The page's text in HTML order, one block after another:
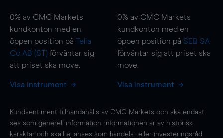
0% av CMC Markets
kundkonton med en
öppen position på Telia
Co AB (ST) förväntar sig
att priset ska move.
Visa instrument
0% av CMC Markets
kundkonton med en
öppen position på SEB SA
förväntar sig att priset ska
move.
Visa instrument
Kundsentiment tillhandahålls av CMC Markets och ska endast
ses som generell information. Informationen är av historisk
karaktär och skall ej anses som handels- eller investeringsråd